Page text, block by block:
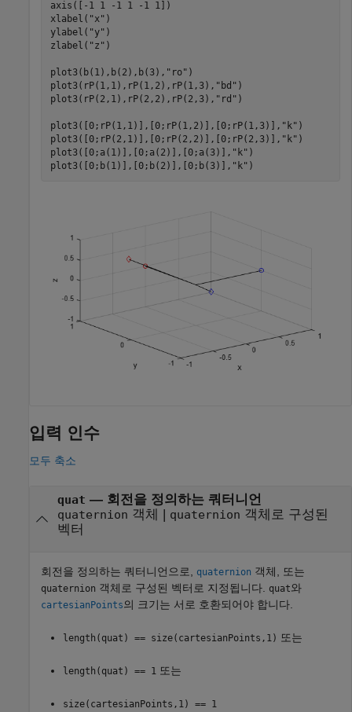
axis([-1 1 -1 1 -1 1])
xlabel( "x" )
ylabel( "y" )
zlabel( "z" )
plot3(b(1),b(2),b(3), "ro" )
plot3(rP(1,1),rP(1,2),rP(1,3), "bd" )
plot3(rP(2,1),rP(2,2),rP(2,3), "rd" )
plot3([0;rP(1,1)],[0;rP(1,2)],[0;rP(1,3)], "k" )
plot3([0;rP(2,1)],[0;rP(2,2)],[0;rP(2,3)], "k" )
plot3([0;a(1)],[0;a(2)],[0;a(3)], "k" )
plot3([0;b(1)],[0;b(2)],[0;b(3)], "k" )
입력 인수
모두 축소
quat — 회전을 정의하는 쿼터니언
quaternion 객체 quaternion 객체로 구성된
벡터
회전을 정의하는 쿼터니언으로, quaternion 객체, 또는
quaternion 객체로 구성된 벡터로 지정됩니다. quat와
cartesianPoints의 크기는 서로 호환되어야 합니다.
length(quat) == size(cartesianPoints,1) 또는
length(quat) == 1 또는
size(cartesianPoints,1) == 1